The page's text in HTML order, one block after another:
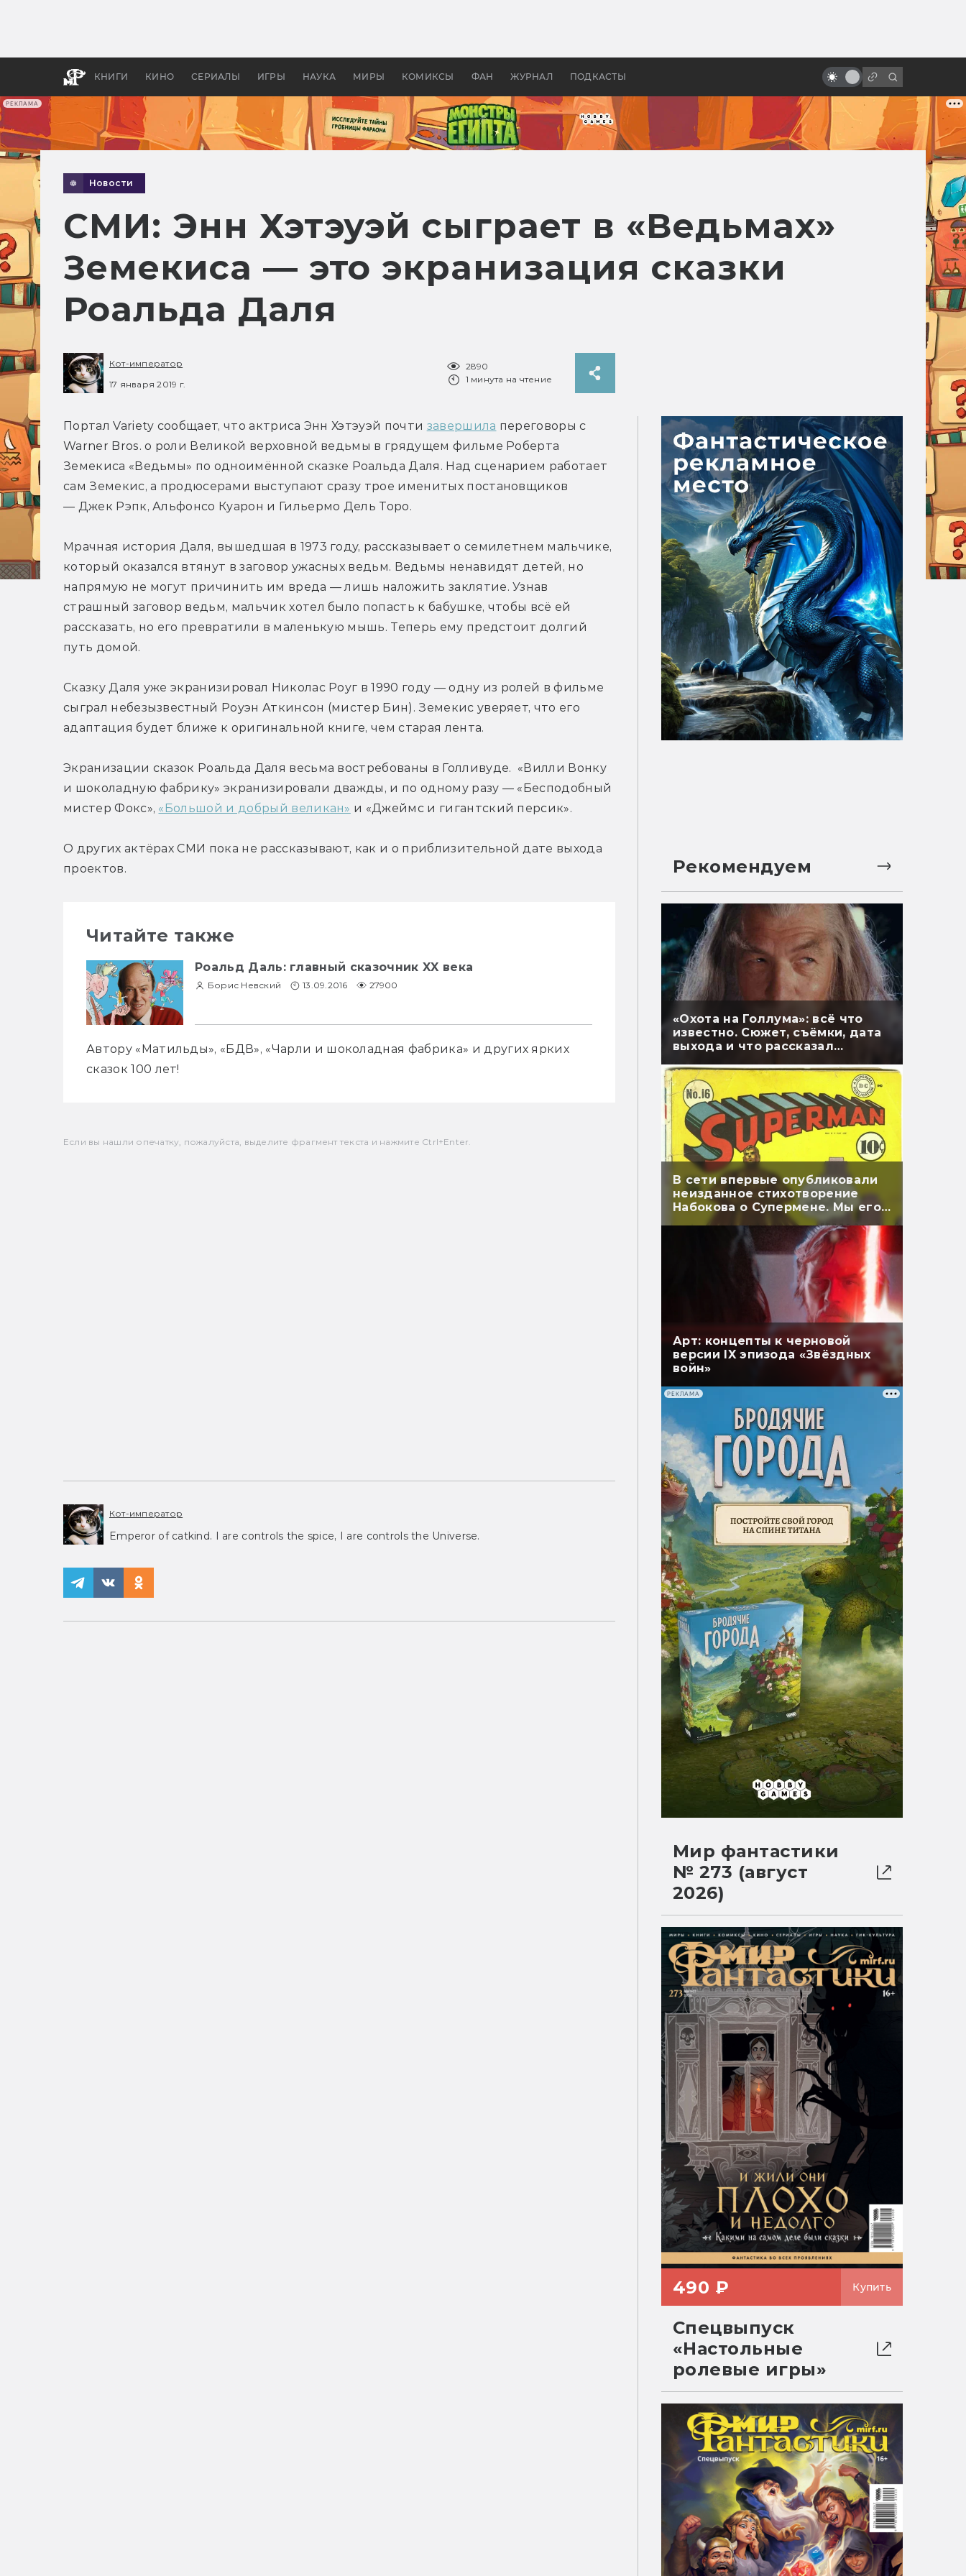
РЕКЛАМА
КНИГИ КИНО СЕРИАЛЫ ИГРЫ НАУКА МИРЫ КОМИКСЫ ФАН ЖУРНАЛ ПОДКАСТЫ
бы «Властелина колец»
Древней Грецией
проклятые, народные и забытые
Новости
СМИ: Энн Хэтэуэй сыграет в «Ведьмах»
Земекиса — это экранизация сказки
Роальда Даля
Кот-император
17 января 2019 г.
2890
1 минута на чтение
Портал Variety сообщает, что актриса Энн Хэтэуэй почти завершила переговоры с
Warner Bros. о роли Великой верховной ведьмы в грядущем фильме Роберта
Земекиса «Ведьмы» по одноимённой сказке Роальда Даля. Над сценарием работает
сам Земекис, а продюсерами выступают сразу трое именитых постановщиков
— Джек Рэпк, Альфонсо Куарон и Гильермо Дель Торо.
Мрачная история Даля, вышедшая в 1973 году, рассказывает о семилетнем мальчике,
который оказался втянут в заговор ужасных ведьм. Ведьмы ненавидят детей, но
напрямую не могут причинить им вреда — лишь наложить заклятие. Узнав
страшный заговор ведьм, мальчик хотел было попасть к бабушке, чтобы всё ей
рассказать, но его превратили в маленькую мышь. Теперь ему предстоит долгий
путь домой.
Сказку Даля уже экранизировал Николас Роуг в 1990 году — одну из ролей в фильме
сыграл небезызвестный Роуэн Аткинсон (мистер Бин). Земекис уверяет, что его
адаптация будет ближе к оригинальной книге, чем старая лента.
Экранизации сказок Роальда Даля весьма востребованы в Голливуде.  «Вилли Вонку
и шоколадную фабрику» экранизировали дважды, и по одному разу — «Бесподобный
мистер Фокс», «Большой и добрый великан» и «Джеймс и гигантский персик».
О других актёрах СМИ пока не рассказывают, как и о приблизительной дате выхода
проектов.
Читайте также
Роальд Даль: главный сказочник XX века
Борис Невский 13.09.2016 27900
Автору «Матильды», «БДВ», «Чарли и шоколадная фабрика» и других ярких
сказок 100 лет!
Если вы нашли опечатку, пожалуйста, выделите фрагмент текста и нажмите Ctrl+Enter.
Кот-император
Emperor of catkind. I are controls the spice, I are controls the Universe.
Рекомендуем
«Охота на Голлума»: всё что
известно. Сюжет, съёмки, дата
выхода и что рассказал
В сети впервые опубликовали
неизданное стихотворение
Набокова о Супермене. Мы его
перевели
Арт: концепты к черновой
версии IX эпизода «Звёздных
войн»
РЕКЛАМА
Мир фантастики
№ 273 (август
2026)
490 ₽ Купить
Спецвыпуск
«Настольные
ролевые игры»